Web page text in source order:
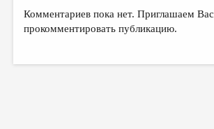
МАЛАЯ ПРОЗА
Комментариев пока нет. Приглашаем Вас
прокомментировать публикацию.